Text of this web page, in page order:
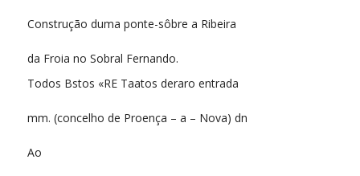
Construção duma ponte-sôbre a Ribeira
da Froia no Sobral Fernando.
Todos Bstos «RE Taatos deraro entrada
mm. (concelho de Proença – a – Nova) dn
Ao